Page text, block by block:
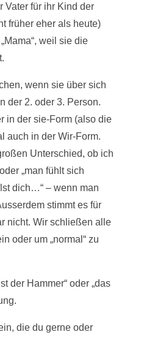
Vater für ihr Kind der
früher eher als heute)
weil sie die
wenn sie über sich
der 2. oder 3. Person.
in der sie-Form (also die
auch in der Wir-Form.
Unterschied, ob ich
„man fühlt sich
dich…“ – wenn man
stimmt es für
nicht. Wir schließen alle
oder um „normal“ zu
der Hammer“ oder „das
die du gerne oder